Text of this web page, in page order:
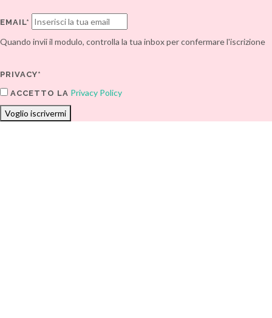
EMAIL*
Quando invii il modulo, controlla la tua inbox per confermare l'iscrizione
PRIVACY*
ACCETTO LA Privacy Policy
Voglio iscrivermi